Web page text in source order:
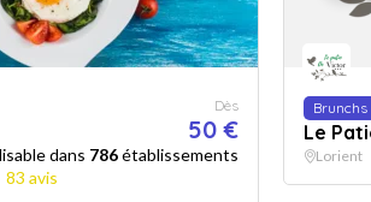
Dès
50 €
dans 786établissements
83 avis
Brunchs
Le
Lorient